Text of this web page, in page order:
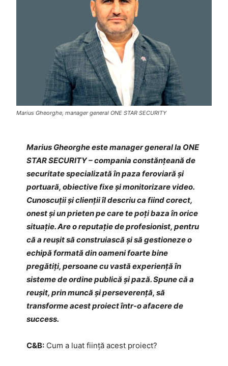
Marius Gheorghe, manager general ONE STAR SECURITY
Marius Gheorghe este manager general la ONE
STAR SECURITY – compania constănțeană de
securitate specializată în paza feroviară și
portuară, obiective fixe și monitorizare video.
Cunoscuții și clienții îl descriu ca fiind corect,
onest și un prieten pe care te poți baza în orice
situație. Are o reputație de profesionist, pentru
că a reușit să construiască și să gestioneze o
echipă formată din oameni foarte bine
pregătiți, persoane cu vastă experiență în
sisteme de ordine publică și pază. Spune că a
reușit, prin muncă și perseverență, să
transforme acest proiect într-o afacere de
success.
C&B: Cum a luat ființă acest proiect?